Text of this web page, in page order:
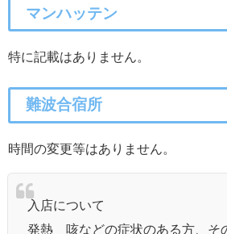
マンハッテン
特に記載はありません。
難波合宿所
時間の変更等はありません。
入店について
発熱 咳などの症状のある方、そ